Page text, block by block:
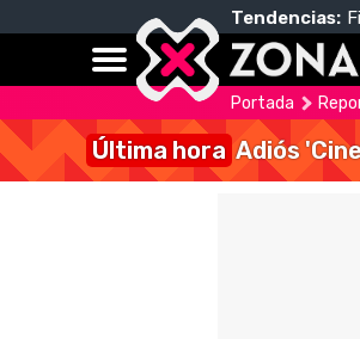
Tendencias:
Portada
Última hora Adiós